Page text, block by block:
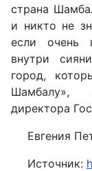
страна
и никто не
если очень
внутри
город,
Шамбалу»,
директора
Евгения
Источник: